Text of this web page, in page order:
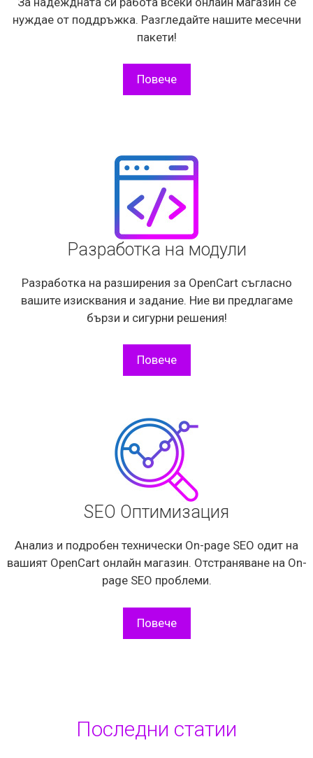
нуждае от поддръжка. Разгледайте нашите месечни
пакети!
Повече
Разработка на модули
Разработка на разширения за OpenCart съгласно
вашите изисквания и задание. Ние ви предлагаме
бързи и сигурни решения!
Повече
SEO Оптимизация
Анализ и подробен технически On-page SEO одит на
вашият OpenCart онлайн магазин. Отстраняване на On-
page SEO проблеми.
Повече
Последни статии